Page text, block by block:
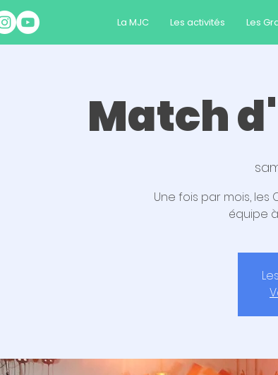
La MJC Les activités Les
Match
Une fois par mois,
équipe